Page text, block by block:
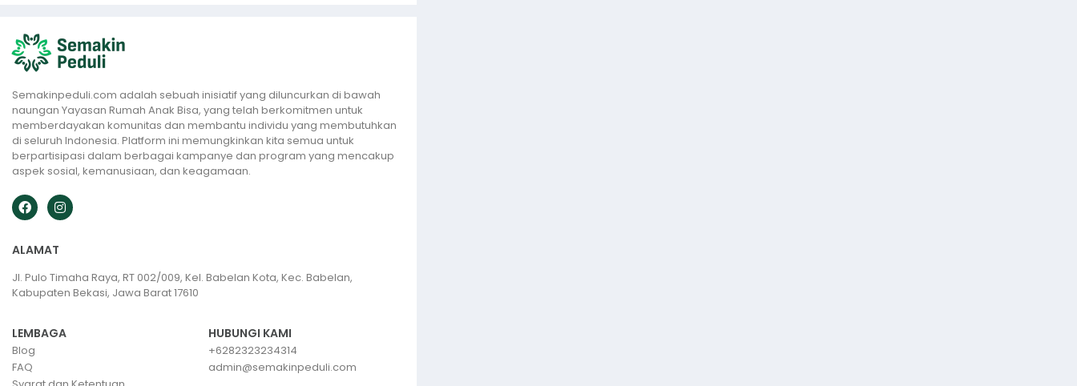
Semakinpeduli.com adalah sebuah inisiatif yang diluncurkan di bawah
naungan Yayasan Rumah Anak Bisa, yang telah berkomitmen untuk
memberdayakan komunitas dan membantu individu yang membutuhkan
di seluruh Indonesia. Platform ini memungkinkan kita semua untuk
berpartisipasi dalam berbagai kampanye dan program yang mencakup
aspek sosial, kemanusiaan, dan keagamaan.
ALAMAT
Jl. Pulo Timaha Raya, RT 002/009, Kel. Babelan Kota, Kec. Babelan,
Kabupaten Bekasi, Jawa Barat 17610
LEMBAGA
Blog
FAQ
HUBUNGI KAMI
+6282323234314
admin@semakinpeduli.com